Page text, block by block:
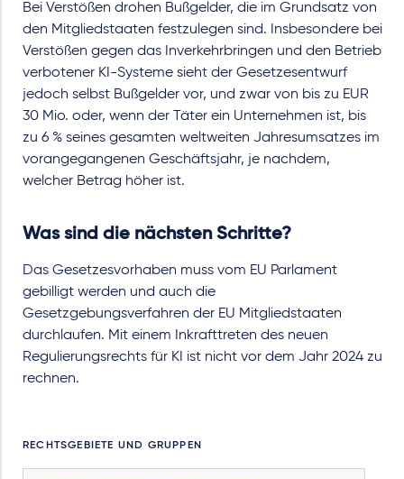
Bei Verstößen drohen Bußgelder, die im Grundsatz von
den Mitgliedstaaten festzulegen sind. Insbesondere bei
Verstößen gegen das Inverkehrbringen und den Betrieb
verbotener KI-Systeme sieht der Gesetzesentwurf
jedoch selbst Bußgelder vor, und zwar von bis zu EUR
30 Mio. oder, wenn der Täter ein Unternehmen ist, bis
zu 6 % seines gesamten weltweiten Jahresumsatzes im
vorangegangenen Geschäftsjahr, je nachdem,
welcher Betrag höher ist.
Was sind die nächsten Schritte?
Das Gesetzesvorhaben muss vom EU Parlament
gebilligt werden und auch die
Gesetzgebungsverfahren der EU Mitgliedstaaten
durchlaufen. Mit einem Inkrafttreten des neuen
Regulierungsrechts für KI ist nicht vor dem Jahr 2024 zu
rechnen.
RECHTSGEBIETE UND GRUPPEN